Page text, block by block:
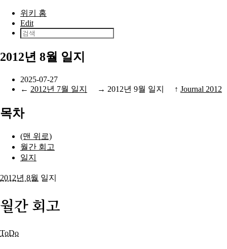
본문으로 건너뛰기
위키 홈
Edit
2012년 8월 일지
2025-07-27
← 2012년 7월 일지 → 2012년 9월 일지 ↑ Journal 2012
목차
(맨 위로)
월간 회고
일지
2012년 8월 일지
월간 회고
ToDo